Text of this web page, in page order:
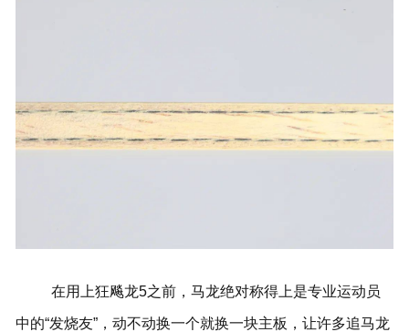
在用上狂飚龙5之前，马龙绝对称得上是专业运动员
中的“发烧友”，动不动换一个就换一块主板，让许多追马龙